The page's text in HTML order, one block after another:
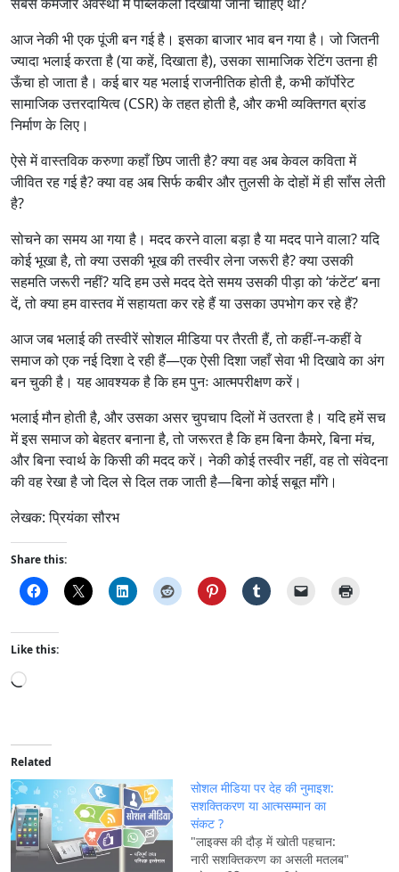
आज नेकी भी एक पूंजी बन गई है। इसका बाजार भाव बन गया है। जो जितनी
ज्यादा भलाई करता है (या कहें, दिखाता है), उसका सामाजिक रेटिंग उतना ही
ऊँचा हो जाता है। कई बार यह भलाई राजनीतिक होती है, कभी कॉर्पोरेट
सामाजिक उत्तरदायित्व (CSR) के तहत होती है, और कभी व्यक्तिगत ब्रांड
निर्माण के लिए।
ऐसे में वास्तविक करुणा कहाँ छिप जाती है? क्या वह अब केवल कविता में
जीवित रह गई है? क्या वह अब सिर्फ कबीर और तुलसी के दोहों में ही साँस लेती
है?
सोचने का समय आ गया है। मदद करने वाला बड़ा है या मदद पाने वाला? यदि
कोई भूखा है, तो क्या उसकी भूख की तस्वीर लेना जरूरी है? क्या उसकी
सहमति जरूरी नहीं? यदि हम उसे मदद देते समय उसकी पीड़ा को ‘कंटेंट’ बना
दें, तो क्या हम वास्तव में सहायता कर रहे हैं या उसका उपभोग कर रहे हैं?
आज जब भलाई की तस्वीरें सोशल मीडिया पर तैरती हैं, तो कहीं-न-कहीं वे
समाज को एक नई दिशा दे रही हैं—एक ऐसी दिशा जहाँ सेवा भी दिखावे का अंग
बन चुकी है। यह आवश्यक है कि हम पुनः आत्मपरीक्षण करें।
भलाई मौन होती है, और उसका असर चुपचाप दिलों में उतरता है। यदि हमें सच
में इस समाज को बेहतर बनाना है, तो जरूरत है कि हम बिना कैमरे, बिना मंच,
और बिना स्वार्थ के किसी की मदद करें। नेकी कोई तस्वीर नहीं, वह तो संवेदना
की वह रेखा है जो दिल से दिल तक जाती है—बिना कोई सबूत माँगे।
लेखक: प्रियंका सौरभ
Share this:
Like this:
L
d
i
n
g
…
Related
सोशल मीडिया पर देह की नुमाइश:
सशक्तिकरण या आत्मसम्मान का
संकट ?
"लाइक्स की दौड़ में खोती पहचान:
नारी सशक्तिकरण का असली मतलब"